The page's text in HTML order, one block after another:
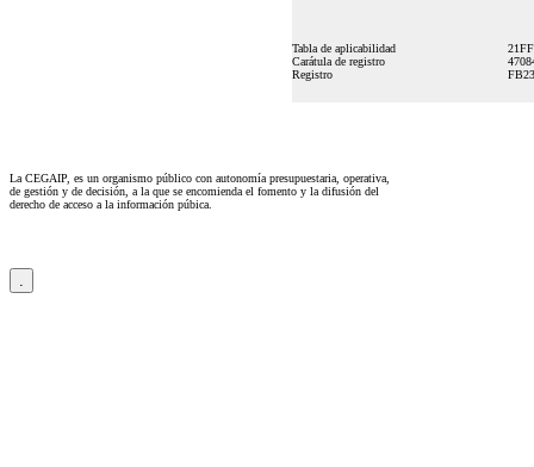
Tabla de aplicabilidad
Carátula de registro
Registro
La CEGAIP, es un organismo público con autonomía presupuestaria, operativa,
de gestión y de decisión, a la que se encomienda el fomento y la difusión del
derecho de acceso a la información púbica.